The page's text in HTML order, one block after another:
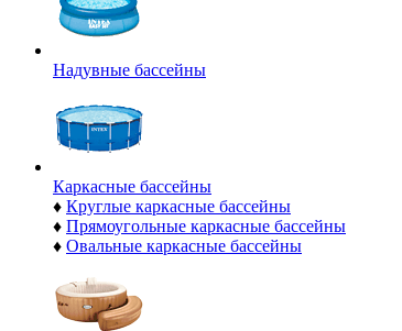
Надувные бассейны
Каркасные бассейны
♦ Круглые каркасные бассейны
♦ Прямоугольные каркасные бассейны
♦ Овальные каркасные бассейны